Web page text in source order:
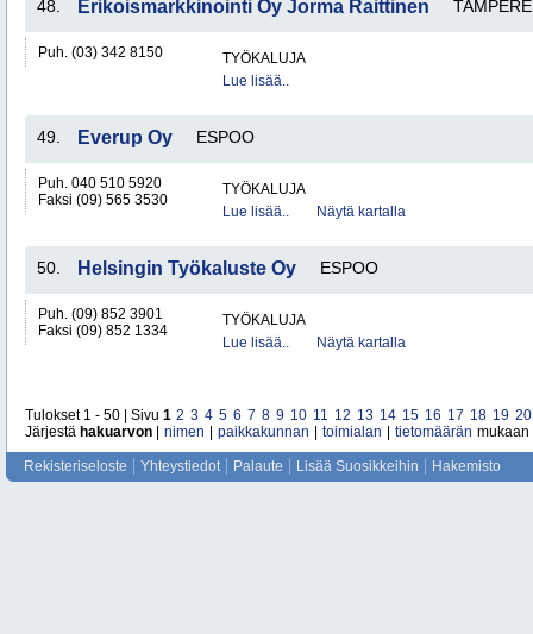
48. Erikoismarkkinointi Oy Jorma Raittinen TAMPERE
Puh. (03) 342 8150
TYÖKALUJA
Lue lisää..
49. Everup Oy ESPOO
Puh. 040 510 5920
Faksi (09) 565 3530
TYÖKALUJA
Lue lisää..
Näytä kartalla
50. Helsingin Työkaluste Oy ESPOO
Puh. (09) 852 3901
Faksi (09) 852 1334
TYÖKALUJA
Lue lisää..
Näytä kartalla
Tulokset 1 - 50 | Sivu 1 2 3 4 5 6 7 8 9 10 11 12 13 14 15 16 17 18 19 20
Järjestä hakuarvon nimen paikkakunnan toimialan tietomäärän mukaan
Rekisteriseloste Yhteystiedot Palaute Lisää Suosikkeihin Hakemisto